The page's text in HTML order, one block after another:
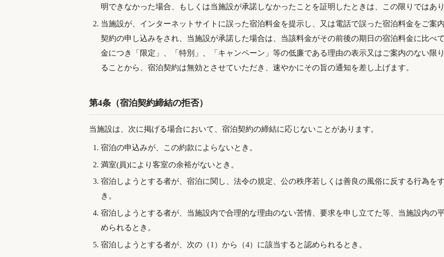
明できなかった場合、もしくは当施設が承諾しなかったことを証明したときは、この限りではあり
当施設が、インターネットサイトに誤った宿泊料金を提示し、又は電話で誤った宿泊料金をご案
契約の申し込みをされ、当施設が承諾した場合は、当該料金がその前後の期日の宿泊料金に比べ
金につき「限定」、「特別」、「キャンペーン」等の低廉である理由の表示又はご案内のない限
ることから、宿泊契約は無効とさせていただき、速やかにその旨の通知を差し上げます。
第4条（宿泊契約締結の拒否）
当施設は、次に掲げる場合において、宿泊契約の締結に応じないことがあります。
宿泊の申込みが、この約款によらないとき。
満室(員)により客室の余裕がないとき。
宿泊しようとする者が、宿泊に関し、法令の規定、公の秩序若しくは善良の風俗に反する行為を
き。
宿泊しようとする者が、当施設内で合理的な理由のない苦情、要求を申し立てた等、当施設内の
められるとき。
宿泊しようとする者が、次の（1）から（4）に該当すると認められるとき。